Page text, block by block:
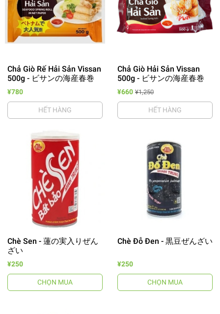
Chả Giò Rế Hải Sản Vissan
500g - ビサンの海産春巻
¥780
HẾT HÀNG
Chả Giò Hải Sản Vissan
500g - ビサンの海産春巻
¥660 ¥1,250
HẾT HÀNG
Chè Sen - 蓮の実入りぜん
ざい
¥250
CHỌN MUA
Chè Đỗ Đen - 黒豆ぜんざい
¥250
CHỌN MUA